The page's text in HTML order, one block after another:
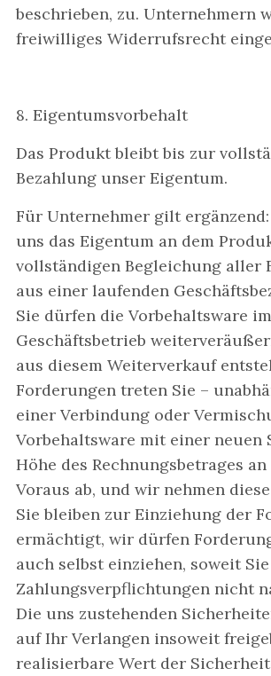
beschrieben, zu. Unternehmern
freiwilliges Widerrufsrecht
8. Eigentumsvorbehalt
Das Produkt bleibt bis zur
Bezahlung unser Eigentum.
Für Unternehmer gilt
uns das Eigentum an dem
vollständigen Begleichung aller
aus einer laufenden
Sie dürfen die Vorbehaltsware
Geschäftsbetrieb
aus diesem Weiterverkauf
Forderungen treten Sie –
einer Verbindung oder
Vorbehaltsware mit einer neuen
Höhe des Rechnungsbetrages
Voraus ab, und wir nehmen
Sie bleiben zur Einziehung der
ermächtigt, wir dürfen
auch selbst einziehen, soweit
Zahlungsverpflichtungen nicht
Die uns zustehenden
auf Ihr Verlangen insoweit
realisierbare Wert der